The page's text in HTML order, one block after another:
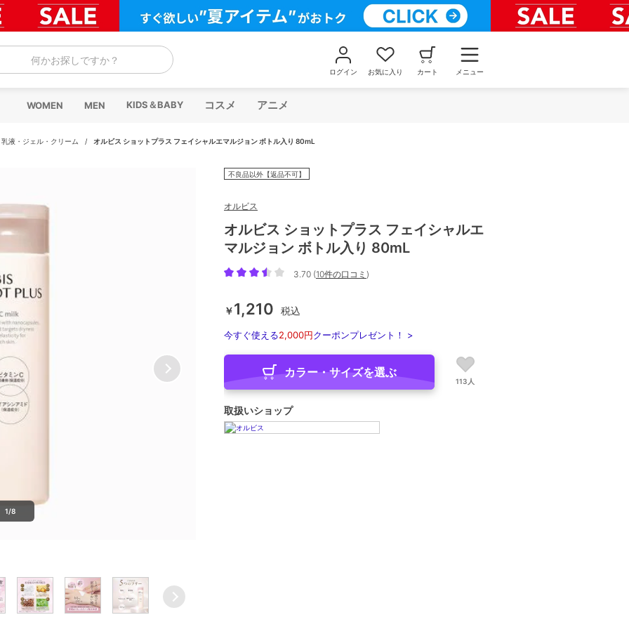
何かお探しですか？
ログイン お気に入り カート メニュー
WOMEN MEN KIDS＆BABY コスメ アニメ
乳液・ジェル・クリーム / オルビス ショットプラス フェイシャルエマルジョン ボトル入り 80mL
1/8
不良品以外【返品不可】
オルビス
オルビス ショットプラス フェイシャルエ
マルジョン ボトル入り 80mL
3.70 (10件の口コミ )
￥1,210 税込
今すぐ使える2,000円クーポンプレゼント！ >
カラー・サイズを選ぶ
113人
取扱いショップ